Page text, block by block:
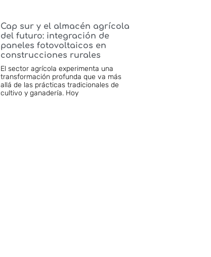
Cap sur y el almacén agrícola
del futuro: integración de
paneles fotovoltaicos en
construcciones rurales
El sector agrícola experimenta una
transformación profunda que va más
allá de las prácticas tradicionales de
cultivo y ganadería. Hoy